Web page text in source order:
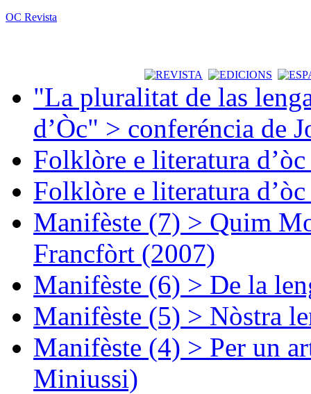
OC Revista
"La pluralitat de las
d’Òc" > conferéncia de
Folklòre e literatura
Folklòre e literatura
Manifèste (7) > Quim
Francfòrt (2007)
Manifèste (6) > De la
Manifèste (5) > Nòstra
Manifèste (4) > Per un
Miniussi)